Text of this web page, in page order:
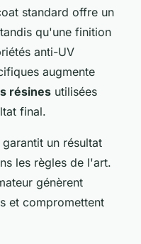
standard offre un
qu'une finition
anti-UV
augmente
résines utilisées
final.
un résultat
les règles de l'art.
génèrent
et compromettent